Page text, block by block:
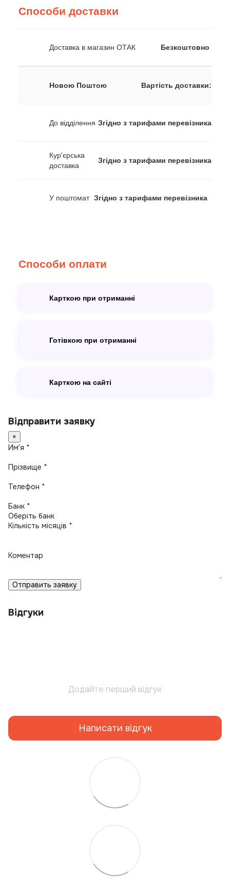
Способи доставки
Доставка в магазин ОТАК Безкоштовно
Новою Поштою Вартість доставки:
До відділення Згідно з тарифами перевізника
Кур'єрська
доставка
Згідно з тарифами перевізника
У поштомат Згідно з тарифами перевізника
Способи оплати
Карткою при отриманні
Готівкою при отриманні
Карткою на сайті
Відправити заявку
×
Имʼя *
Прізвище *
Телефон *
Банк *
Кількість місяців *
Коментар
Отправить заявку
Відгуки
Додайте перший відгук
Написати відгук